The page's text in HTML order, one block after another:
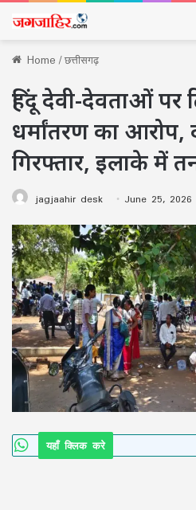
Home/छत्तीसगढ़
हिंदू देवी-देवताओं पर
धर्मांतरण का आरोप,
गिरफ्तार, इलाके में
jagjaahir desk June 25, 2026
यहाँ क्लिक करे